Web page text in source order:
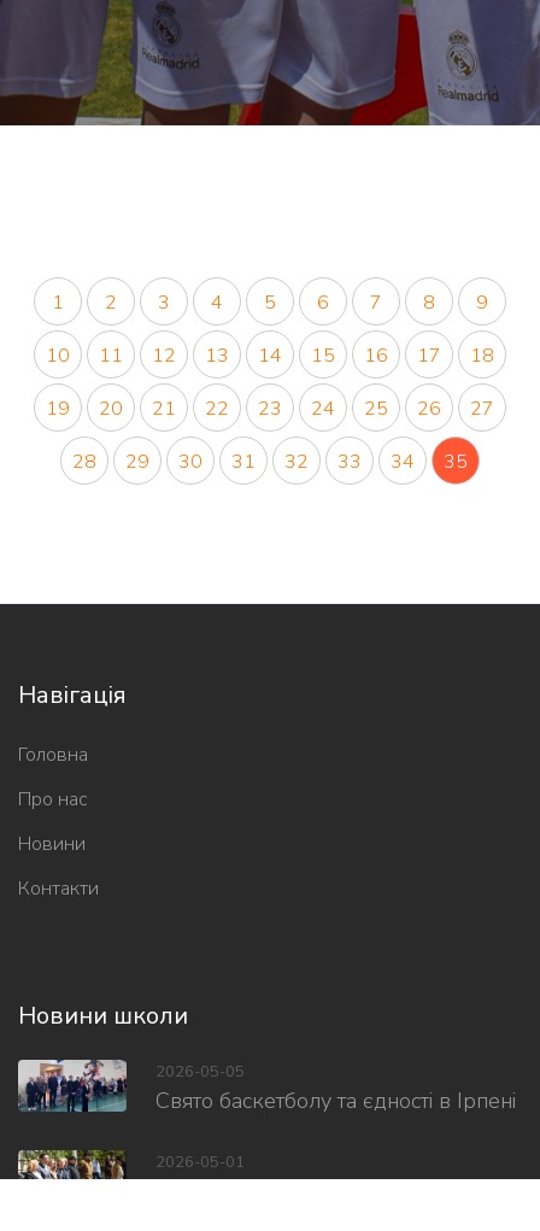
1 2 3 4 5 6 7 8
9
10
11 12 13 14 15 16 17
18
19
20 21 22 23 24 25 26
27
28
29 30 31 32 33 34 35
Навігація
Головна
Про нас
Новини
Контакти
Новини школи
2026-05-05
Свято баскетболу та єдності в Ірпені
2026-05-01